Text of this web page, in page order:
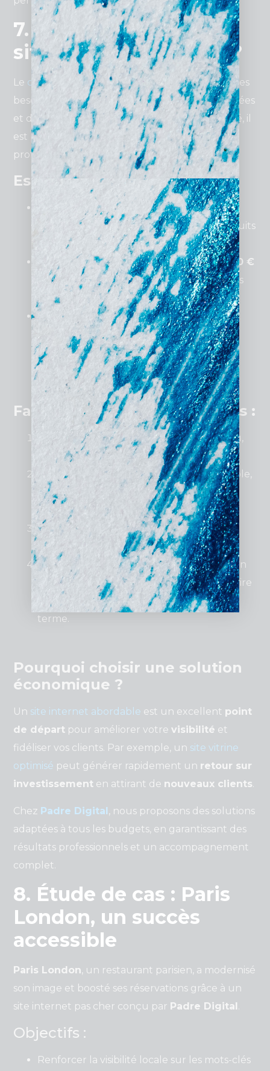
7. Combien coûte un
site internet pas cher ?
Le coûtd’un site internet pas cherdépend des
besoins spécifiques, des fonctionnalités souhaitées
et du type de site. Même avec un budget limité, il
est possible d’obtenir un site performant et
professionnel.
Estimation des coûts :
Site vitrine simple
500 € à 1 500 €
Idéal pour présenter vos services ou produits
avec un design épuré.
Site e-commerce léger:1 500 € à 3 000 €
Intègre un paiement en ligne et des fiches
produits pour vendre efficacement.
Site personnalisé avec SEO:3 000 € et
Conçu sur mesure, il est idéal pour un
référencement optimisé et une image de
marque forte.
Facteurs influençant les coûts :
Nombre de pages
: Plus il y a de contenu,
plus le prix augmente.
Fonctionnalités spécifiques: Par exemple,
un système de réservation ou un espace
membre.
Design
: Un modèle préconçu est plus
abordable qu’un design sur mesure.
SEO initial
: Un site optimisé dès sa création
nécessite un investissement supplémentaire
mais offre un meilleur retour sur le long
terme.
Pourquoi choisir une solution
économique ?
Un site internet abordable est un excellent point
de départ pour améliorer votrevisibilité et
fidéliser vos clients. Par exemple, un site vitrine
optimisé peut générer rapidement un retour sur
investissement en attirant de nouveaux clients.
Chez Padre Digital, nous proposons des solutions
adaptées à tous les budgets, en garantissant des
résultats professionnels et un accompagnement
complet.
8. Étude de cas : Paris
London, un succès
accessible
Paris London, un restaurant parisien, a modernisé
son image et boosté ses réservations grâce à un
site internet pas cher conçu par Padre Digital .
Objectifs :
Renforcer la visibilité locale sur les mots-clés